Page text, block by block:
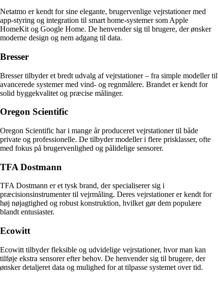
Netatmo er kendt for sine elegante, brugervenlige vejrstationer med
app-styring og integration til smart home-systemer som Apple
HomeKit og Google Home. De henvender sig til brugere, der ønsker
moderne design og nem adgang til data.
Bresser
Bresser tilbyder et bredt udvalg af vejrstationer – fra simple modeller til
avancerede systemer med vind- og regnmålere. Brandet er kendt for
solid byggekvalitet og præcise målinger.
Oregon Scientific
Oregon Scientific har i mange år produceret vejrstationer til både
private og professionelle. De tilbyder modeller i flere prisklasser, ofte
med fokus på brugervenlighed og pålidelige sensorer.
TFA Dostmann
TFA Dostmann er et tysk brand, der specialiserer sig i
præcisionsinstrumenter til vejrmåling. Deres vejrstationer er kendt for
høj nøjagtighed og robust konstruktion, hvilket gør dem populære
blandt entusiaster.
Ecowitt
Ecowitt tilbyder fleksible og udvidelige vejrstationer, hvor man kan
tilføje ekstra sensorer efter behov. De henvender sig til brugere, der
ønsker detaljeret data og mulighed for at tilpasse systemet over tid.